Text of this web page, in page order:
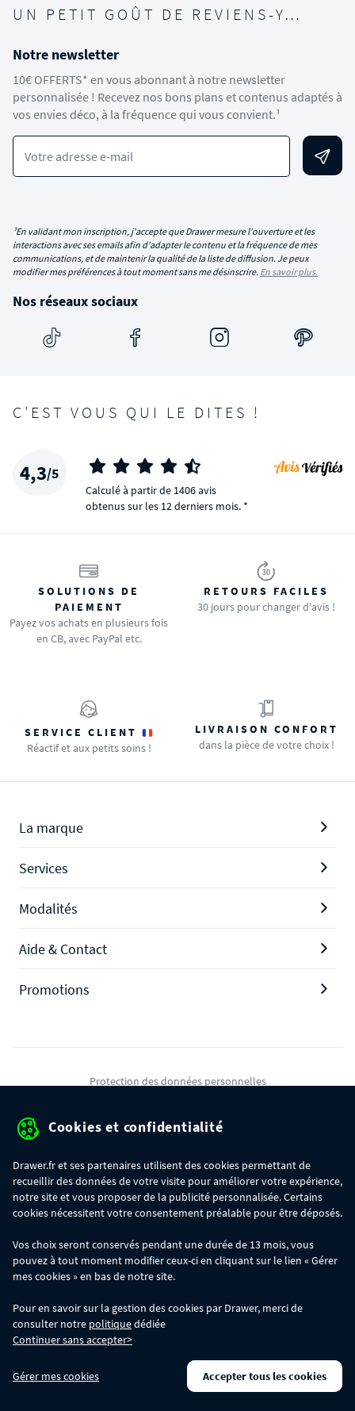
UN PETIT GOÛT DE REVIENS-Y…
Notre newsletter
10€ OFFERTS* en vous abonnant à notre newsletter
personnalisée ! Recevez nos bons plans et contenus adaptés à
vos envies déco, à la fréquence qui vous convient.¹
Votre adresse e-mail
¹En validant mon inscription, j'accepte que Drawer mesure l'ouverture et les
interactions avec ses emails afin d'adapter le contenu et la fréquence de mes
communications, et de maintenir la qualité de la liste de diffusion. Je peux
modifier mes préférences à tout moment sans me désinscrire. En savoir plus.
Nos réseaux sociaux
C'EST VOUS QUI LE DITES !
4,3/5
Calculé à partir de 1406 avis
obtenus sur les 12 derniers mois. *
SOLUTIONS DE
PAIEMENT
Payez vos achats en plusieurs fois
en CB, avec PayPal etc.
RETOURS FACILES
30 jours pour changer d'avis !
SERVICE CLIENT
Réactif et aux petits soins !
LIVRAISON CONFORT
dans la pièce de votre choix !
La marque
Services
Modalités
Aide & Contact
Promotions
Protection des données personnelles
Gérer mes cookies
commande :
- 30€ sur votre commande dès 300€ d'achat, avec le code BIKINI30
- 50€ sur votre commande dès 500€ d'achat, avec le code BIKINI50
Les codes BIKINI30, BIKINI50 et BIKINI100 ne sont valables que sur
www.drawer.fr; ils ne sont pas cumulables entre eux, ni avec d'autres codes
promotionnels. La remise se calculera automatiquement dans votre panier
lors de la saisie du code adéquat.
DRAWER DAYS- Du 29/07 au 11/08 inclus : profitez de remises allant jusqu'à
-50% sur une large sélection de produits. Opération valable dans la limite des
Cookies et confidentialité
Drawer.fr et ses partenaires utilisent des cookies permettant de
recueillir des données de votre visite pour améliorer votre expérience,
notre site et vous proposer de la publicité personnalisée. Certains
cookies nécessitent votre consentement préalable pour être déposés.
Vos choix seront conservés pendant une durée de 13 mois, vous
pouvez à tout moment modifier ceux-ci en cliquant sur le lien « Gérer
mes cookies » en bas de notre site.
Pour en savoir sur la gestion des cookies par Drawer, merci de
consulter notre politiquedédiée
Continuer sans accepter>
Gérer mes cookies Accepter tous les cookies